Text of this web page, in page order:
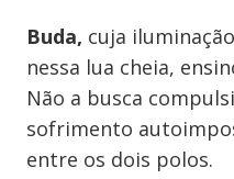
Buda, cuja
nessa lua cheia,
Não a busca
sofrimento
entre os dois polos.